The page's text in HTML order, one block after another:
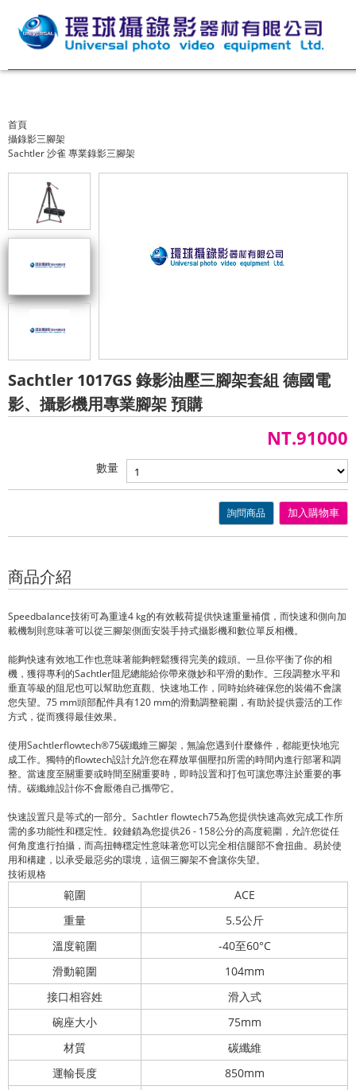
首頁
攝錄影三腳架
Sachtler 沙雀 專業錄影三腳架
Sachtler 1017GS 錄影油壓三腳架套組 德國電
影、攝影機用專業腳架 預購
NT.91000
數量
詢問商品 加入購物車
商品介紹
Speedbalance技術可為重達4 kg的有效載荷提供快速重量補償，而快速和側向加
載機制則意味著可以從三腳架側面安裝手持式攝影機和數位單反相機。
能夠快速有效地工作也意味著能夠輕鬆獲得完美的鏡頭。一旦你平衡了你的相
機，獲得專利的Sachtler阻尼總能給你帶來微妙和平滑的動作。三段調整水平和
垂直等級的阻尼也可以幫助您直觀、快速地工作，同時始終確保您的裝備不會讓
您失望。75 mm頭部配件具有120 mm的滑動調整範圍，有助於提供靈活的工作
方式，從而獲得最佳效果。
使用Sachtlerflowtech®75碳纖維三腳架，無論您遇到什麼條件，都能更快地完
成工作。獨特的flowtech設計允許您在釋放單個壓扣所需的時間內進行部署和調
整。當速度至關重要或時間至關重要時，即時設置和打包可讓您專注於重要的事
情。碳纖維設計你不會厭倦自己攜帶它。
快速設置只是等式的一部分。Sachtler flowtech75為您提供快速高效完成工作所
需的多功能性和穩定性。鉸鏈鎖為您提供26 - 158公分的高度範圍，允許您從任
何角度進行拍攝，而高扭轉穩定性意味著您可以完全相信腿部不會扭曲。易於使
用和構建，以承受最惡劣的環境，這個三腳架不會讓你失望。
技術規格
範圍
ACE
重量
5.5公斤
溫度範圍
-40至60°C
滑動範圍
104mm
接口相容姓
滑入式
碗座大小
75mm
材質
碳纖維
運輸長度
850mm